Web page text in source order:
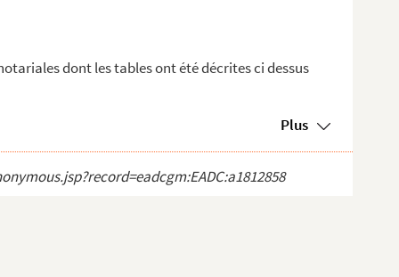
dont les tables ont été décrites ci dessus
Plus